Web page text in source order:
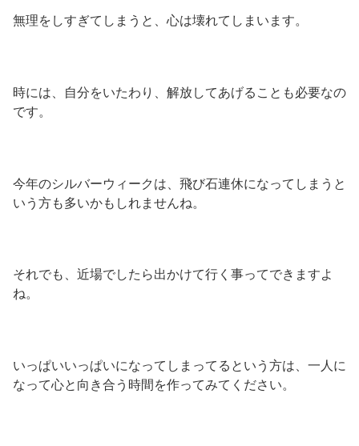
無理をしすぎてしまうと、心は壊れてしまいます。
時には、自分をいたわり、解放してあげることも必要なの
です。
今年のシルバーウィークは、飛び石連休になってしまうと
いう方も多いかもしれませんね。
それでも、近場でしたら出かけて行く事ってできますよ
ね。
いっぱいいっぱいになってしまってるという方は、一人に
なって心と向き合う時間を作ってみてください。